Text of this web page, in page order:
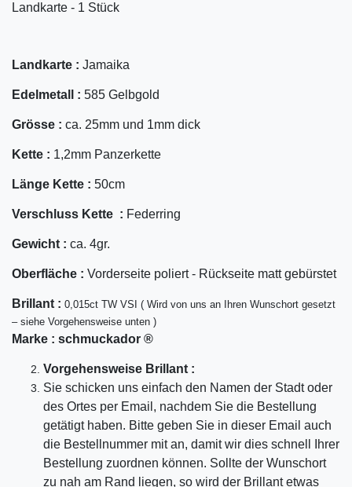
Landkarte - 1 Stück
Landkarte : Jamaika
Edelmetall : 585 Gelbgold
Grösse : ca. 25mm und 1mm dick
Kette : 1,2mm Panzerkette
Länge Kette : 50cm
Verschluss Kette : Federring
Gewicht : ca. 4gr.
Oberfläche : Vorderseite poliert - Rückseite matt gebürstet
Bril lant : 0,015ct TW VSI ( Wird von uns an Ihren Wunschort gesetzt
– siehe Vorgehensweise unten )
Marke : schmuckador ®
Vorgehensweise Brillant :
Sie schicken uns einfach den Namen der Stadt oder
des Ortes per Email, nachdem Sie die Bestellung
getätigt haben. Bitte geben Sie in dieser Email auch
die Bestellnummer mit an, damit wir dies schnell Ihrer
Bestellung zuordnen können. Sollte der Wunschort
zu nah am Rand liegen, so wird der Brillant etwas